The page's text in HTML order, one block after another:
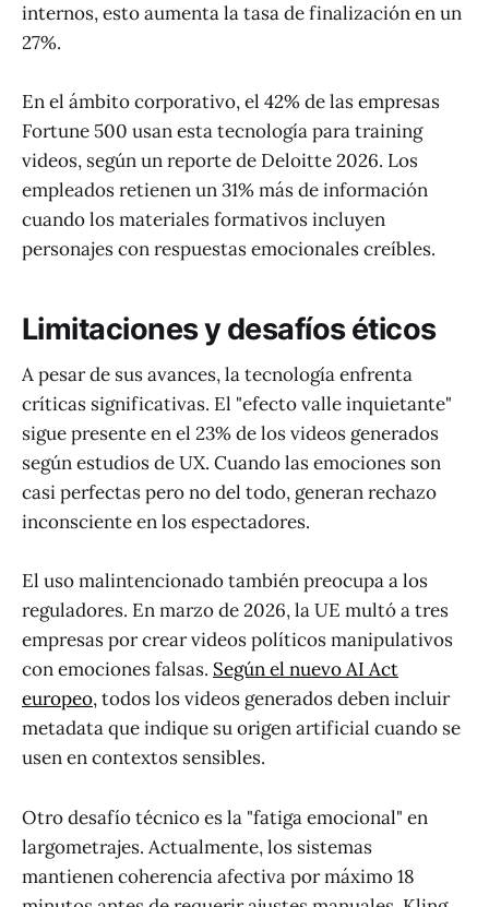
internos, esto aumenta la tasa de finalización en un
27%.
En el ámbito corporativo, el 42% de las empresas
Fortune 500 usan esta tecnología para training
videos, según un reporte de Deloitte 2026. Los
empleados retienen un 31% más de información
cuando los materiales formativos incluyen
personajes con respuestas emocionales creíbles.
Limitaciones y desafíos éticos
A pesar de sus avances, la tecnología enfrenta
críticas significativas. El "efecto valle inquietante"
sigue presente en el 23% de los videos generados
según estudios de UX. Cuando las emociones son
casi perfectas pero no del todo, generan rechazo
inconsciente en los espectadores.
El uso malintencionado también preocupa a los
reguladores. En marzo de 2026, la UE multó a tres
empresas por crear videos políticos manipulativos
con emociones falsas. Según el nuevo AI Act
europeo, todos los videos generados deben incluir
metadata que indique su origen artificial cuando se
usen en contextos sensibles.
Otro desafío técnico es la "fatiga emocional" en
largometrajes. Actualmente, los sistemas
mantienen coherencia afectiva por máximo 18